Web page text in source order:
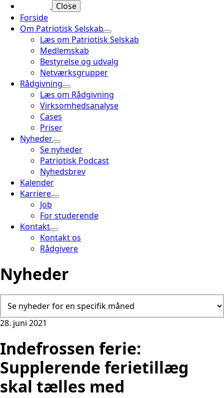
Close
Forside
Om Patriotisk Selskab
Læs om Patriotisk Selskab
Medlemskab
Bestyrelse og udvalg
Netværksgrupper
Rådgivning
Læs om Rådgivning
Virksomhedsanalyse
Cases
Priser
Nyheder
Se nyheder
Patriotisk Podcast
Nyhedsbrev
Kalender
Karriere
Job
For studerende
Kontakt
Kontakt os
Rådgivere
Nyheder
28. juni 2021
Indefrossen ferie:
Supplerende ferietillæg
skal tælles med